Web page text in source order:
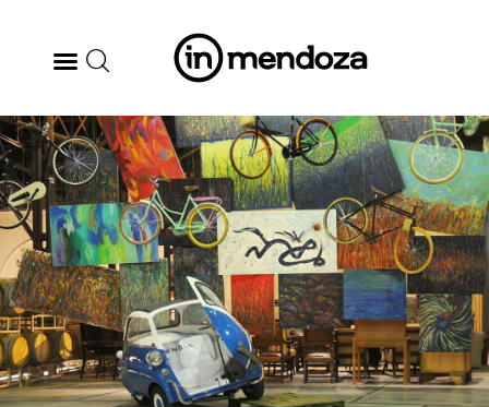
BODEGAS
GASTRONOMÍA
ARTE & CULTURA
MÚSICA
DÓNDE IR